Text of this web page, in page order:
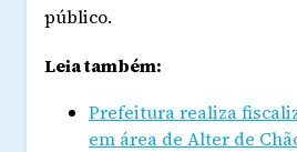
público.
Leia também:
Prefeitura realiza
em área de Alter de